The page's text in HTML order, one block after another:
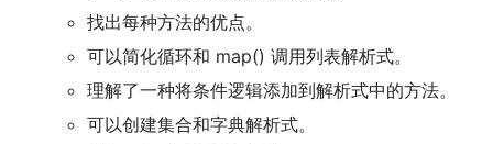
找出每种方法的优点。
可以简化循环和 map() 调用列表解析式。
理解了一种将条件逻辑添加到解析式中的方法。
可以创建集合和字典解析式。